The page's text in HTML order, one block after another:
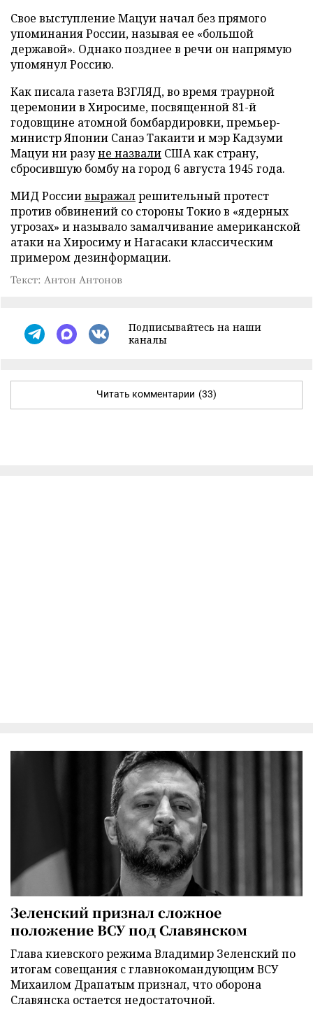
Свое выступление Мацуи начал без прямого
упоминания России, называя ее «большой
державой». Однако позднее в речи он напрямую
упомянул Россию.
Как писала газета ВЗГЛЯД, во время траурной
церемонии в Хиросиме, посвященной 81-й
годовщине атомной бомбардировки, премьер-
министр Японии Санаэ Такаити и мэр Кадзуми
Мацуи ни разуне назвали США как страну,
сбросившую бомбу на город 6 августа 1945 года.
МИД Россиивыражалрешительный протест
против обвинений со стороны Токио в «ядерных
угрозах» и называло замалчивание американской
атаки на Хиросиму и Нагасаки классическим
примером дезинформации.
Текст: Антон Антонов
Подписывайтесь на наши
каналы
Читать комментарии (33)
Зеленский признал сложное
положение ВСУ под Славянском
Глава киевского режима Владимир Зеленский по
итогам совещания с главнокомандующим ВСУ
Михаилом Драпатым признал, что оборона
Славянска остается недостаточной.